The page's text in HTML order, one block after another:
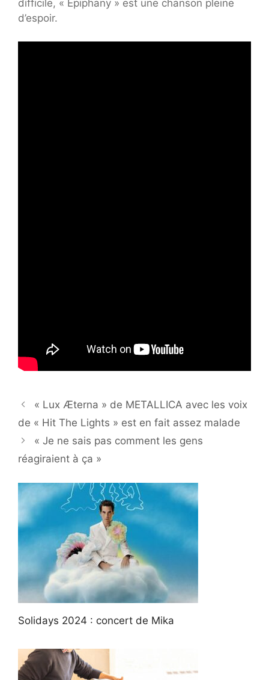
difficile, « Epiphany » est une chanson pleine
d’espoir.
« Lux Æterna » de METALLICA avec les voix
de « Hit The Lights » est en fait assez malade
« Je ne sais pas comment les gens
réagiraient à ça »
Solidays 2024 : concert de Mika